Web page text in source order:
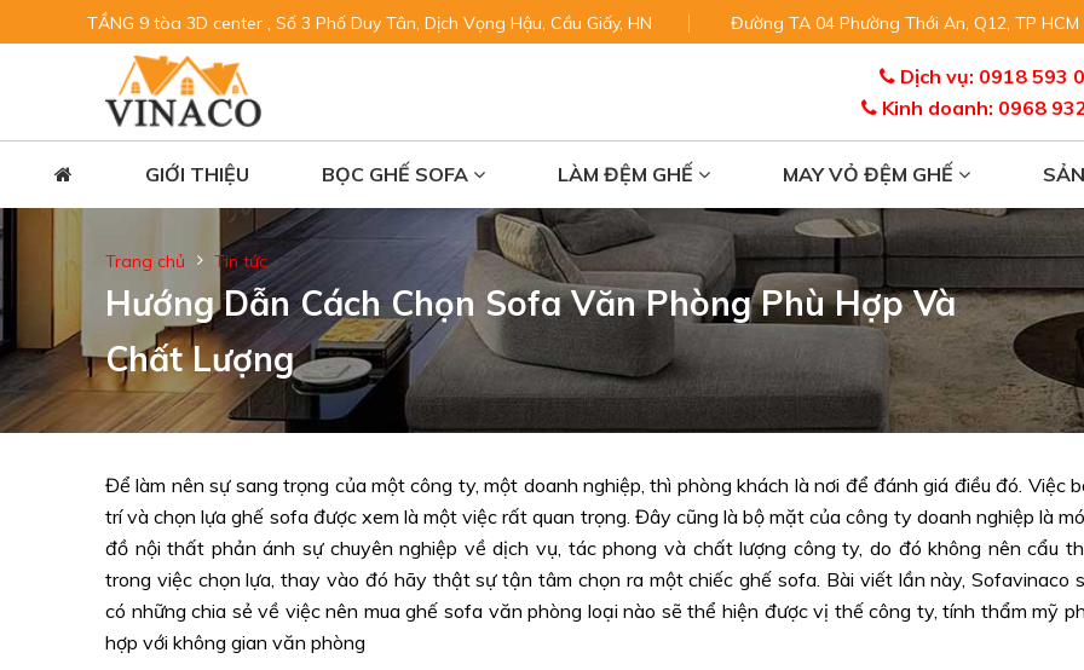
TẦNG 9 tòa 3D center , Số 3 Phố Duy Tân, Dịch Vọng Hậu, Cầu Giấy, HN Đường TA 04 Phường Thới An, Q12, TP HCM
Dịch vụ: 0918 593
Kinh doanh: 0968
GIỚI THIỆU BỌC GHẾ SOFA LÀM ĐỆM GHẾ MAY VỎ ĐỆM GHẾ
Trang chủ Tin tức
Hướng Dẫn Cách Chọn Sofa Văn Phòng Phù Hợp Và
Chất Lượng
Để làm nên sự sang trọng của một công ty, một doanh nghiệp, thì phòng khách là nơi để đánh giá điều đó. Việc
trí và chọn lựa ghế sofa được xem là một việc rất quan trọng. Đây cũng là bộ mặt của công ty doanh nghiệp là
đồ nội thất phản ánh sự chuyên nghiệp về dịch vụ, tác phong và chất lượng công ty, do đó không nên cẩu
trong việc chọn lựa, thay vào đó hãy thật sự tận tâm chọn ra một chiếc ghế sofa. Bài viết lần này, Sofavinaco
có những chia sẻ về việc nên mua ghế sofa văn phòng loại nào sẽ thể hiện được vị thế công ty, tính thẩm mỹ
hợp với không gian văn phòng